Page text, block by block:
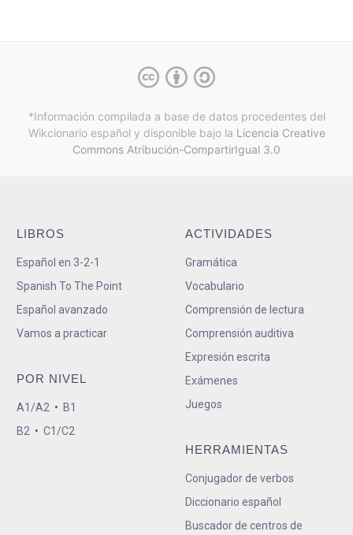
*Información compilada a base de datos procedentes del
Wikcionario español y disponible bajo la Licencia Creative
Commons Atribución-CompartirIgual 3.0
LIBROS
Español en 3-2-1
Spanish To The Point
Español avanzado
Vamos a practicar
POR NIVEL
A1/A2 • B1
B2 • C1/C2
ACTIVIDADES
Gramática
Vocabulario
Comprensión de lectura
Comprensión auditiva
Expresión escrita
Exámenes
Juegos
HERRAMIENTAS
Conjugador de verbos
Diccionario español
Buscador de centros de